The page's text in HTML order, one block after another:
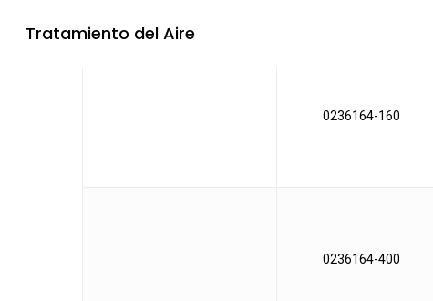
Tratamiento del Aire
0236164-160
0236164-400